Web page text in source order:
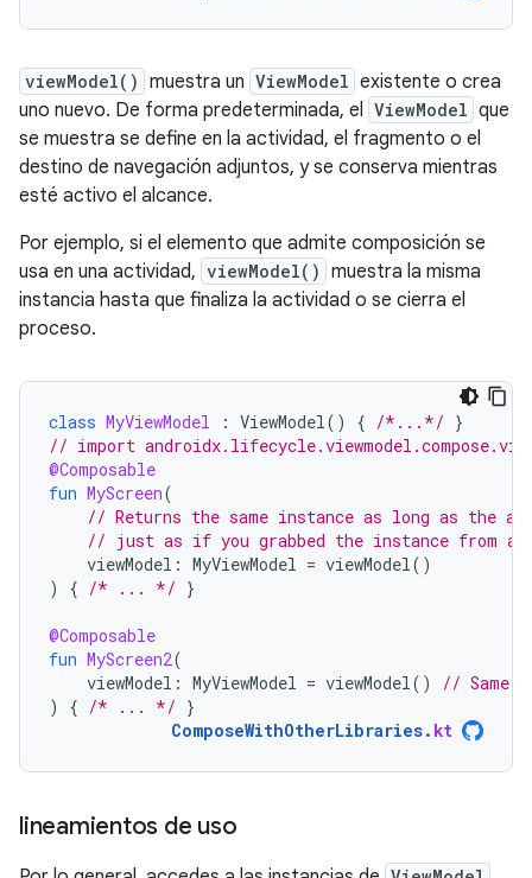
viewModel() muestra un ViewModel existente o crea
uno nuevo. De forma predeterminada, el ViewModel que
se muestra se define en la actividad, el fragmento o el
destino de navegación adjuntos, y se conserva mientras
esté activo el alcance.
Por ejemplo, si el elemento que admite composición se
usa en una actividad, viewModel() muestra la misma
instancia hasta que finaliza la actividad o se cierra el
proceso.
class MyViewModel : ViewModel() { /*...*/ }
// import
@Composable
fun MyScreen(
// Returns the same instance as long as the
// just as if you grabbed the instance from
viewModel : MyViewModel = viewModel()
)
{ /* ... */ }
@Composable
fun MyScreen2(
viewModel : MyViewModel = viewModel()
// Same
)
{ /* ... */ }
ComposeWithOtherLibraries. kt
lineamientos de uso